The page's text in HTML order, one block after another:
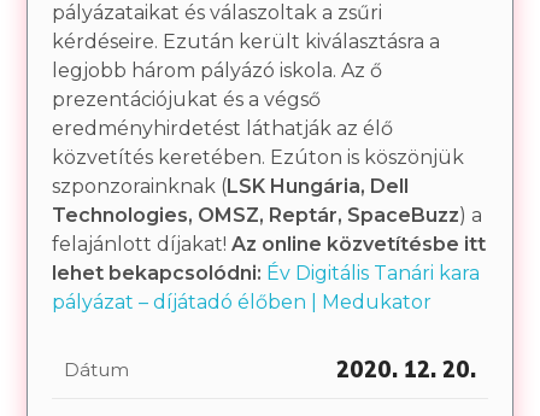
pályázataikat és válaszoltak a zsűri
kérdéseire. Ezután került kiválasztásra a
legjobb három pályázó iskola. Az ő
prezentációjukat és a végső
eredményhirdetést láthatják az élő
közvetítés keretében. Ezúton is köszönjük
szponzorainknak (LSK Hungária, Dell
Technologies, OMSZ, Reptár, SpaceBuzz) a
felajánlott díjakat!Az online közvetítésbe itt
lehet bekapcsolódni: Év Digitális Tanári kara
pályázat – díjátadó élőben | Medukator
Dátum 2020. 12. 20.